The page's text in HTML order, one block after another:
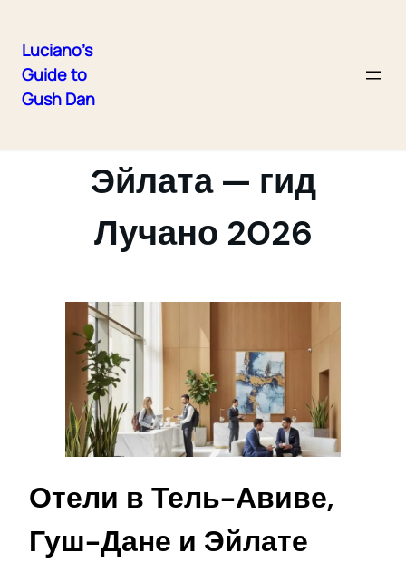
Skip
Luciano's
Guide to
Gush Dan
Эйлата — гид
Лучано 2026
Отели в Тель-Авиве,
Гуш-Дане и Эйлате